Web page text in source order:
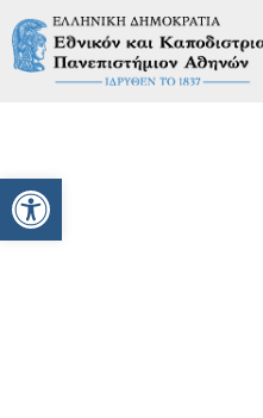
Ανοίξτε τη γραμμή εργαλείων